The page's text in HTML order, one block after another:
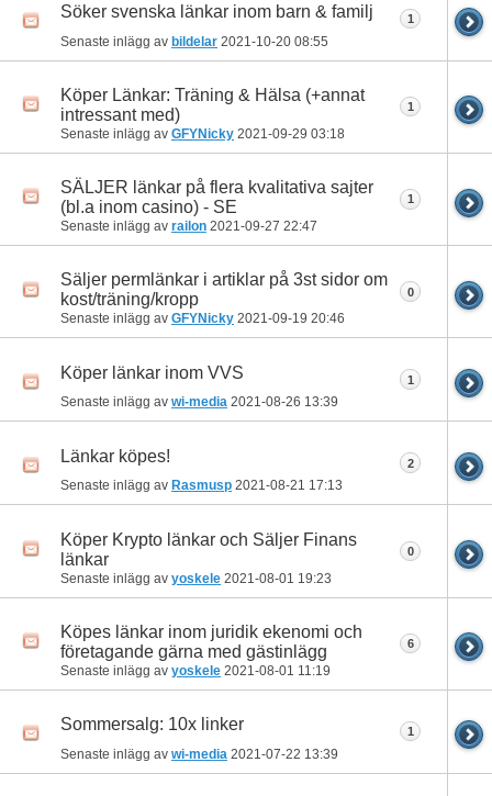
Söker svenska länkar inom barn & familj
Senaste inlägg av bildelar 2021-10-20 08:55
1
Köper Länkar: Träning & Hälsa (+annat
intressant med)
Senaste inlägg av GFYNicky 2021-09-29 03:18
1
SÄLJER länkar på flera kvalitativa sajter
(bl.a inom casino) - SE
Senaste inlägg av railon 2021-09-27 22:47
1
Säljer permlänkar i artiklar på 3st sidor om
kost/träning/kropp
Senaste inlägg av GFYNicky 2021-09-19 20:46
0
Köper länkar inom VVS
Senaste inlägg av wi-media 2021-08-26 13:39
1
Länkar köpes!
Senaste inlägg av Rasmusp 2021-08-21 17:13
2
Köper Krypto länkar och Säljer Finans
länkar
Senaste inlägg av yoskele 2021-08-01 19:23
0
Köpes länkar inom juridik ekenomi och
företagande gärna med gästinlägg
Senaste inlägg av yoskele 2021-08-01 11:19
6
Sommersalg: 10x linker
Senaste inlägg av wi-media 2021-07-22 13:39
1